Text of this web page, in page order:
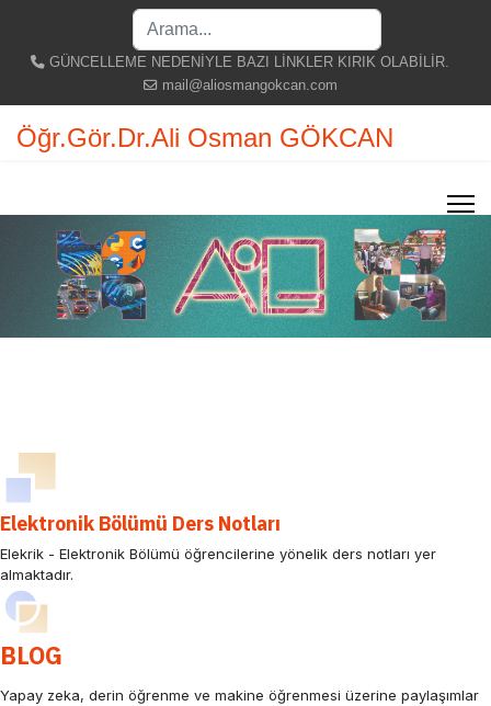
GÜNCELLEME NEDENİYLE BAZI LİNKLER KIRIK OLABİLİR.
mail@aliosmangokcan.com
Öğr.Gör.Dr.Ali Osman GÖKCAN
Elektronik Bölümü Ders Notları
Elekrik - Elektronik Bölümü öğrencilerine yönelik ders notları yer
almaktadır.
BLOG
Yapay zeka, derin öğrenme ve makine öğrenmesi üzerine paylaşımlar